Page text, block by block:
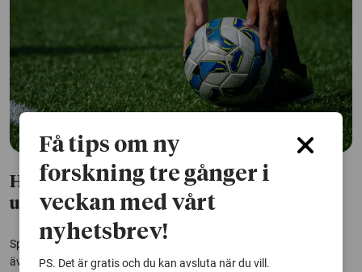
Hög förekomst av spelproblem bland
unga elitfotbollsspelare
Spel om pengar är vanligt bland svenska juniora elitfotbollsspelare,
även bland minderåriga, visar en studie. Förekomsten av
Få tips om ny
forskning tre gånger i
veckan med vårt
nyhetsbrev!
PS. Det är gratis och du kan avsluta när du vill.